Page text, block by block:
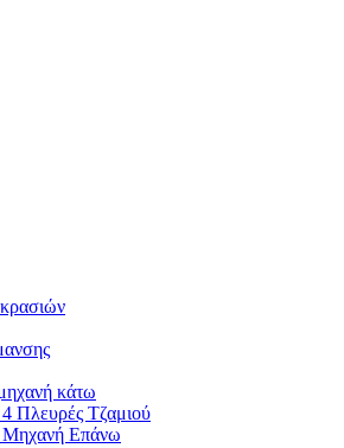
κάτω
Πλευρές Τζαμιού
Μηχανή Επάνω